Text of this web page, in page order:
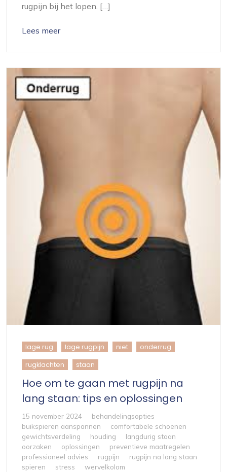
rugpijn bij het lopen. […]
Lees meer
lage rug lage rugpijn niet onderrug
rugklachten staan
Hoe om te gaan met rugpijn na
lang staan: tips en oplossingen
15 november 2024
behandelingsopties
buikspieren aanspannen
comfortabele schoenen
gewichtsverdeling
houding
langdurig staan
oorzaken
oplossingen
preventieve maatregelen
professioneel advies
rugpijn
rugpijn na lang staan
spieren
stress wervelkolom